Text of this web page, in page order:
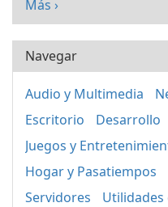
Más ›
Navegar
Audio y Multimedia
Escritorio
Desarrollo
Juegos y
Hogar y Pasatiempos
Servidores
Utilidades